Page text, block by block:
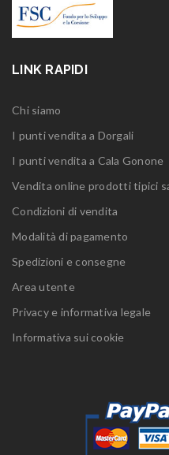
LINK RAPIDI
Chi siamo
I punti vendita a Dorgali
I punti vendita a Cala Gonone
Vendita online prodotti tipici
Condizioni di vendita
Modalità di pagamento
Spedizioni e consegne
Area utente
Privacy e informativa legale
Informativa sui cookie